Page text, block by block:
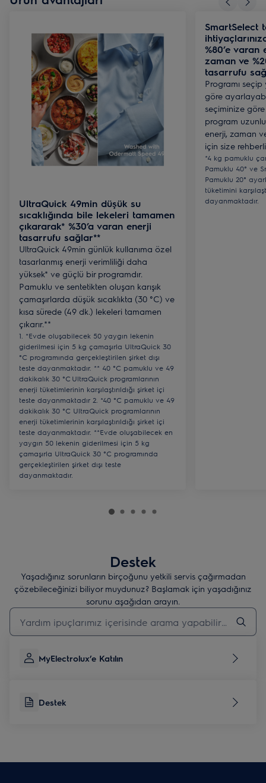
UltraQuick 49min düşük su
sıcaklığında bile lekeleri tamamen
çıkararak* %30’a varan enerji
tasarrufu sağlar**
UltraQuick 49min günlük kullanıma özel
tasarlanmış enerji verimliliği daha
yüksek* ve güçlü bir programdır.
Pamuklu ve sentetikten oluşan karışık
çamaşırlarda düşük sıcaklıkta (30 °C) ve
kısa sürede (49 dk.) lekeleri tamamen
çıkarır.**
1. *Evde oluşabilecek 50 yaygın lekenin
giderilmesi için 5 kg çamaşırla UltraQuick 30
°C programında gerçekleştirilen şirket dışı
teste dayanmaktadır. ** 40 °C pamuklu ve 49
dakikalık 30 °C UltraQuick programlarının
enerji tüketimlerinin karşılaştırıldığı şirket içi
teste dayanmaktadır 2. *40 °C pamuklu ve 49
dakikalık 30 °C UltraQuick programlarının
enerji tüketimlerinin karşılaştırıldığı şirket içi
teste dayanmaktadır. **Evde oluşabilecek en
yaygın 50 lekenin giderilmesi için 5 kg
çamaşırla UltraQuick 30 °C programında
gerçekleştirilen şirket dışı teste
dayanmaktadır.
SmartSelect
%80’e varan
zaman ve
tasarrufu
Programı
göre
seçiminize
program
enerji, zaman
için size
*4 kg pamuklu
Pamuklu 40° ve
Pamuklu 20°
tüketimini
dayanmaktadır.
Destek
Yaşadığınız sorunların birçoğunu yetkili servis çağırmadan
çözebileceğinizi biliyor muydunuz? Başlamak için yaşadığınız
sorunu aşağıdan arayın.
Destek makalelerini aramak için yazın
MyElectrolux’e Katılın
Destek